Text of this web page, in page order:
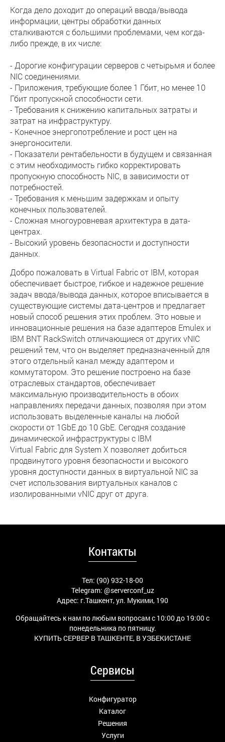
Когда дело доходит до операций ввода/вывода
информации, центры обработки данных
сталкиваются с большими проблемами, чем когда-
либо прежде, в их числе:
- Дорогие конфигурации серверов с четырьмя и более
NIC соединениями.
- Приложения, требующие более 1 Гбит, но менее 10
Гбит пропускной способности сети.
- Требования к снижению капитальных затраты и
затрат на инфраструктуру.
- Конечное энергопотребление и рост цен на
энергоносители.
- Показатели рентабельности в будущем и связанная
с этим необходимость гибко корректировать
пропускную способность NIC, в зависимости от
потребностей.
- Требования к меньшим задержкам и опыту
конечных пользователей.
- Сложная многоуровневая архитектура в дата-
центрах.
- Высокий уровень безопасности и доступности
данных.
Добро пожаловать в Virtual Fabric от IBM, которая
обеспечивает быстрое, гибкое и надежное решение
задач ввода/вывода данных, которое вписывается в
существующие системы дата-центров и предлагает
новый способ решения этих проблем. Это новые и
инновационные решения на базе адаптеров Emulex и
IBM BNT RackSwitch отличающиеся от других vNIC
решений тем, что он выделяет предназначенный для
этого отдельный канал между адаптером и
коммутатором. Это решение построено на базе
отраслевых стандартов, обеспечивает
максимальную производительность в обоих
направлениях передачи данных, позволяя при этом
использовать выделенные каналы на любой
скорости от 1GbE до 10 GbE. Сегодня создание
динамической инфраструктуры с IBM
Virtual Fabric для System X позволяет добиться
продвинутого уровня безопасности и высокого
уровня доступности данных в виртуальной NIC за
счет использования виртуальных каналов с
изолированными vNIC друг от друга.
Контакты
Тел: (90) 932-18-00
Telegram: @serverconf_uz
Адрес: г.Ташкент, ул. Мукими, 190
Обращайтесь к нам по любым вопросам с 10:00 до 19:00 с
понедельника по пятницу.
КУПИТЬ СЕРВЕР В ТАШКЕНТЕ, В УЗБЕКИСТАНЕ
Сервисы
Конфигуратор
Каталог
Решения
Услуги